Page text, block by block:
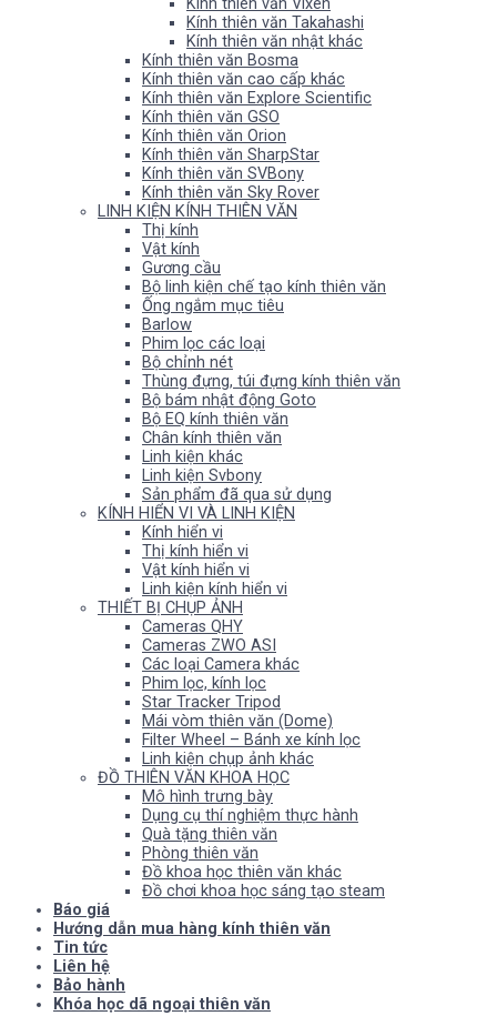
Kính thiên văn Vixen
Kính thiên văn Takahashi
Kính thiên văn nhật khác
Kính thiên văn Bosma
Kính thiên văn cao cấp khác
Kính thiên văn Explore Scientific
Kính thiên văn GSO
Kính thiên văn Orion
Kính thiên văn SharpStar
Kính thiên văn SVBony
Kính thiên văn Sky Rover
LINH KIỆN KÍNH THIÊN VĂN
Thị kính
Vật kính
Gương cầu
Bộ linh kiện chế tạo kính thiên văn
Ống ngắm mục tiêu
Barlow
Phim lọc các loại
Bộ chỉnh nét
Thùng đựng, túi đựng kính thiên văn
Bộ bám nhật động Goto
Bộ EQ kính thiên văn
Chân kính thiên văn
Linh kiện khác
Linh kiện Svbony
Sản phẩm đã qua sử dụng
KÍNH HIỂN VI VÀ LINH KIỆN
Kính hiển vi
Thị kính hiển vi
Vật kính hiển vi
Linh kiện kính hiển vi
THIẾT BỊ CHỤP ẢNH
Cameras QHY
Cameras ZWO ASI
Các loại Camera khác
Phim lọc, kính lọc
Star Tracker Tripod
Mái vòm thiên văn (Dome)
Filter Wheel – Bánh xe kính lọc
Linh kiện chụp ảnh khác
ĐỒ THIÊN VĂN KHOA HỌC
Mô hình trưng bày
Dụng cụ thí nghiệm thực hành
Quà tặng thiên văn
Phòng thiên văn
Đồ khoa học thiên văn khác
Đồ chơi khoa học sáng tạo steam
Báo giá
Hướng dẫn mua hàng kính thiên văn
Tin tức
Liên hệ
Bảo hành
Khóa học dã ngoại thiên văn